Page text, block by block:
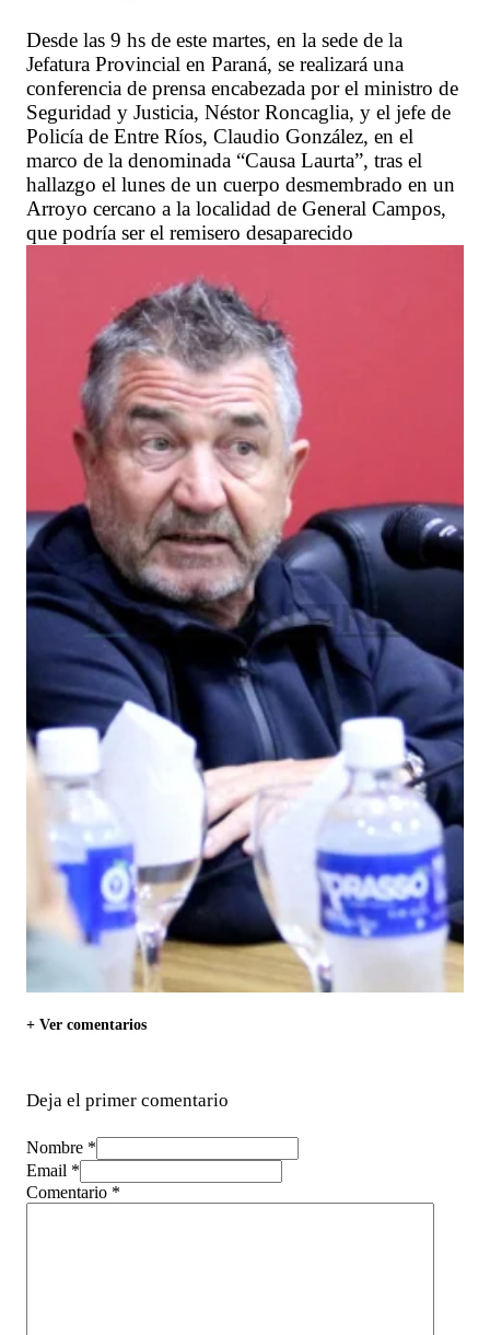
Desde las 9 hs de este martes, en la sede de la
Jefatura Provincial en Paraná, se realizará una
conferencia de prensa encabezada por el ministro de
Seguridad y Justicia, Néstor Roncaglia, y el jefe de
Policía de Entre Ríos, Claudio González, en el
marco de la denominada “Causa Laurta”, tras el
hallazgo el lunes de un cuerpo desmembrado en un
Arroyo cercano a la localidad de General Campos,
que podría ser el remisero desaparecido
+ Ver comentarios
Deja el primer comentario
Nombre *
Email *
Comentario *